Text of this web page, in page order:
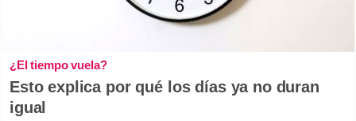
¿El tiempo vuela?
Esto explica por qué los días ya no duran
igual